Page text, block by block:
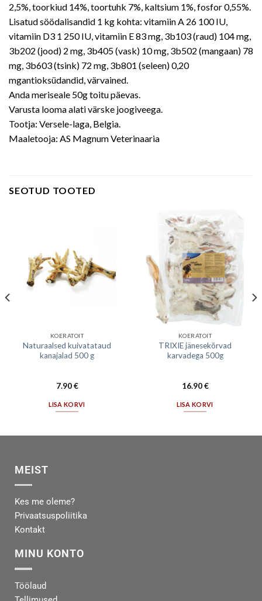
2,5%, toorkiud 14%, toortuhk 7%, kaltsium 1%, fosfor 0,55%.
Lisatud söödalisandid 1 kg kohta: vitamiin A 26 100 IU,
vitamiin D3 1 250 IU, vitamiin E 83 mg, 3b103 (raud) 104 mg,
3b202 (jood) 2 mg, 3b405 (vask) 10 mg, 3b502 (mangaan) 78
mg, 3b603 (tsink) 72 mg, 3b801 (seleen) 0,20
mgantioksüdandid, värvained.
Anda meriseale 50g toitu päevas.
Varusta looma alati värske joogiveega.
Tootja: Versele-laga, Belgia.
Maaletooja: AS Magnum Veterinaaria
SEOTUD TOOTED
KOERATOIT
Naturaalsed kuivatataud
kanajalad 500 g
7.90€
LISA KORVI
KOERATOIT
TRIXIE jänesekõrvad
karvadega 500g
16.90€
LISA KORVI
MEIST
Kes me oleme?
Privaatsuspoliitika
Kontakt
MINU KONTO
Töölaud